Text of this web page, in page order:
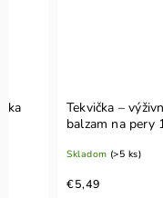
Tekvička –
balzam na pery
Skladom (>5 ks)
€5,49